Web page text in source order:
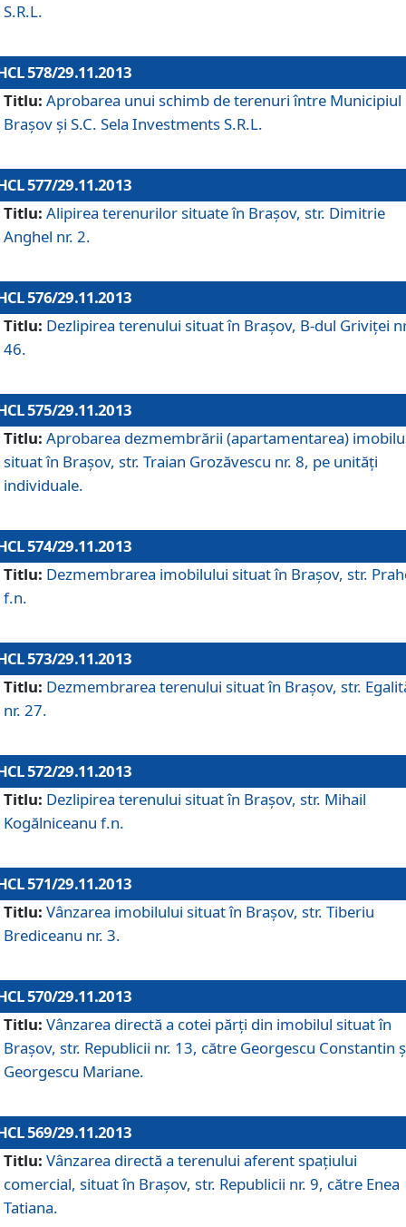
S.R.L.
578/29.11.2013
Titlu: Aprobarea unui schimb de terenuri între Municipiul
Braşov şi S.C. Sela Investments S.R.L.
577/29.11.2013
Titlu: Alipirea terenurilor situate în Braşov, str. Dimitrie
Anghel nr. 2.
576/29.11.2013
Titlu: Dezlipirea terenului situat în Braşov, B-dul Griviţei
46.
575/29.11.2013
Titlu: Aprobarea dezmembrării (apartamentarea)
situat în Braşov, str. Traian Grozăvescu nr. 8, pe unităţi
individuale.
574/29.11.2013
Titlu: Dezmembrarea imobilului situat în Braşov, str.
f.n.
573/29.11.2013
Titlu: Dezmembrarea terenului situat în Braşov, str.
nr. 27.
572/29.11.2013
Titlu: Dezlipirea terenului situat în Braşov, str. Mihail
Kogălniceanu f.n.
571/29.11.2013
Titlu: Vânzarea imobilului situat în Braşov, str. Tiberiu
Brediceanu nr. 3.
570/29.11.2013
Titlu: Vânzarea directă a cotei părţi din imobilul situat în
Braşov, str. Republicii nr. 13, către Georgescu Constantin
Georgescu Mariane.
569/29.11.2013
Titlu: Vânzarea directă a terenului aferent spaţiului
comercial, situat în Braşov, str. Republicii nr. 9, către Enea
Tatiana.